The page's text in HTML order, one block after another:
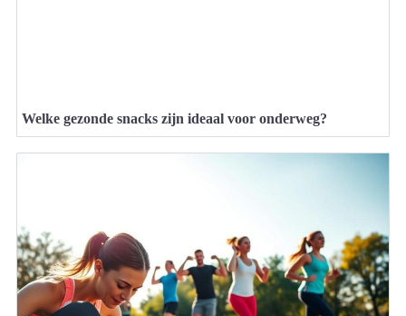
Welke gezonde snacks zijn ideaal voor onderweg?